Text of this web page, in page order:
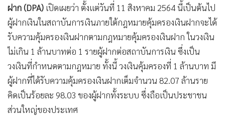
• อาชญากรรม
• Motoring
• เกม
• วิทยาศาสตร์
• SMEs
• หุ้น
อินโดจีน
กองทุนรวม
ฝาก (DPA) เปิดเผยว่า ตั้งแต่วันที่ 11 สิงหาคม 2564 นี้เป็นต้นไป
ผู้ฝากเงินในสถาบันการเงินภายใต้กฎหมายคุ้มครองเงินฝากจะได้
รับความคุ้มครองเงินฝากตามกฎหมายคุ้มครองเงินฝาก ในวงเงิน
ไม่เกิน 1 ล้านบาทต่อ 1 รายผู้ฝากต่อสถาบันการเงิน ซึ่งเป็น
วงเงินที่กำหนดตามกฎหมาย ทั้งนี้ วงเงินคุ้มครองที่ 1 ล้านบาท มี
ผู้ฝากที่ได้รับความคุ้มครองเงินฝากเต็มจำนวน 82.07 ล้านราย
คิดเป็นร้อยละ 98.03 ของผู้ฝากทั้งระบบ ซึ่งถือเป็นประชาชน
ส่วนใหญ่ของประเทศ